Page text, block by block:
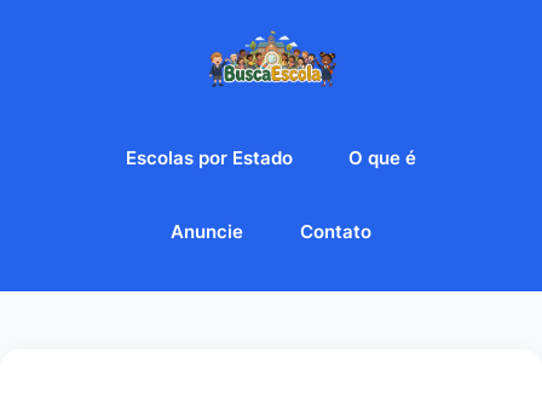
Escolas por Estado O que é
Anuncie Contato